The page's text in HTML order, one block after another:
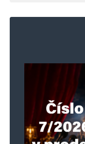
domluvil se
ať začne na
Napadlo by
jako právo
Doufám že ne.